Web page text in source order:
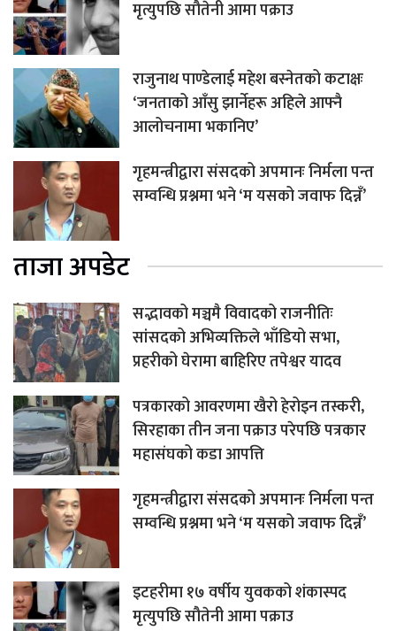
मृत्युपछि सौतेनी आमा पक्राउ
राजुनाथ पाण्डेलाई महेश बस्नेतको कटाक्षः
‘जनताको आँसु झार्नेहरू अहिले आफ्नै
आलोचनामा भकानिए’
गृहमन्त्रीद्वारा संसदको अपमानः निर्मला पन्त
सम्वन्धि प्रश्नमा भने ‘म यसको जवाफ दिन्नँ’
ताजा अपडेट
सद्भावको मञ्चमै विवादको राजनीतिः
सांसदको अभिव्यक्तिले भाँडियो सभा,
प्रहरीको घेरामा बाहिरिए तपेश्वर यादव
पत्रकारको आवरणमा खैरो हेरोइन तस्करी,
सिरहाका तीन जना पक्राउ परेपछि पत्रकार
महासंघको कडा आपत्ति
गृहमन्त्रीद्वारा संसदको अपमानः निर्मला पन्त
सम्वन्धि प्रश्नमा भने ‘म यसको जवाफ दिन्नँ’
इटहरीमा १७ वर्षीय युवकको शंकास्पद
मृत्युपछि सौतेनी आमा पक्राउ